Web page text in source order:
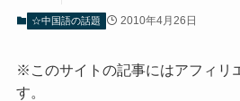
☆中国語の話題 2010年4月26日
※このサイトの記事にはアフィリ
す。